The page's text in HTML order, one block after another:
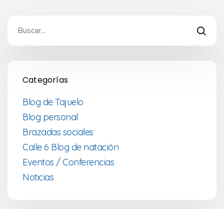
Categorías
Blog de Tajuelo
Blog personal
Brazadas sociales
Calle 6 Blog de natación
Eventos / Conferencias
Noticias